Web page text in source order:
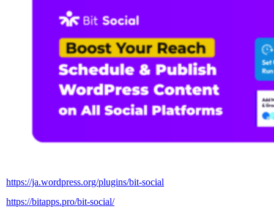
https://ja.wordpress.org/plugins/bit-social
https://bitapps.pro/bit-social/